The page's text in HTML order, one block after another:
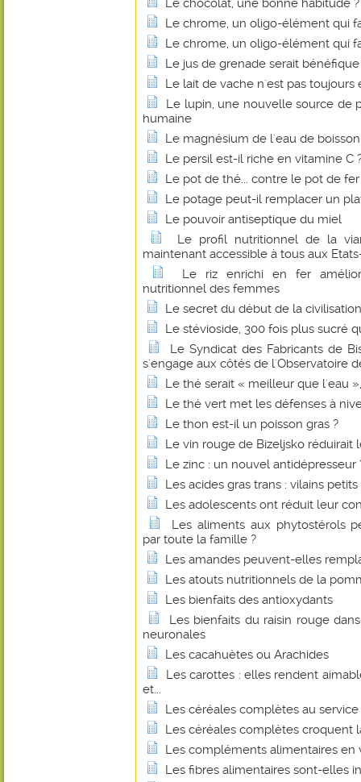
Le chocolat, une bonne habitude ?
Le chrome, un oligo-élément qui
Le chrome, un oligo-élément qui
Le jus de grenade serait
Le lait de vache n'est pas toujours
Le lupin, une nouvelle source de
humaine
Le magnésium de l'eau de
Le persil est-il riche en vitamine C
Le pot de thé... contre le pot de fer
Le potage peut-il remplacer un
Le pouvoir antiseptique du miel
Le profil nutritionnel de la
maintenant accessible à tous aux
Le riz enrichi en fer
nutritionnel des femmes
Le secret du début de la
Le stévioside, 300 fois plus sucré
Le Syndicat des Fabricants de
s'engage aux côtés de l'Observatoire
Le thé serait « meilleur que l'eau
Le thé vert met les défenses à
Le thon est-il un poisson gras ?
Le vin rouge de Bizeljsko réduirait
Le zinc : un nouvel antidépresseur
Les acides gras trans : vilains
Les adolescents ont réduit leur
Les aliments aux phytostérols
par toute la famille ?
Les amandes peuvent-elles
Les atouts nutritionnels de la
Les bienfaits des antioxydants
Les bienfaits du raisin rouge
neuronales
Les cacahuètes ou Arachides
Les carottes : elles rendent
et...
Les céréales complètes au
Les céréales complètes croquent
Les compléments alimentaires en
Les fibres alimentaires sont-elles